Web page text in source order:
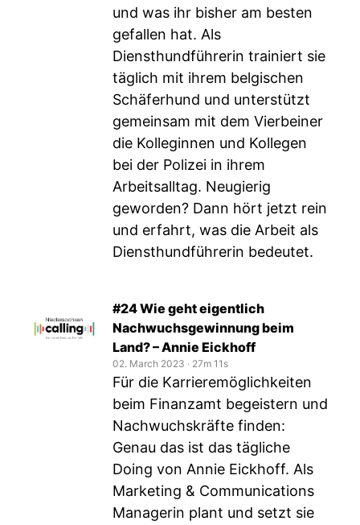
und was ihr bisher am besten
gefallen hat. Als
Diensthundführerin trainiert sie
täglich mit ihrem belgischen
Schäferhund und unterstützt
gemeinsam mit dem Vierbeiner
die Kolleginnen und Kollegen
bei der Polizei in ihrem
Arbeitsalltag. Neugierig
geworden? Dann hört jetzt rein
und erfahrt, was die Arbeit als
Diensthundführerin bedeutet.
#24 Wie geht eigentlich
Nachwuchsgewinnung beim
Land? – Annie Eickhoff
02. March 2023 ‧ 27m 11s
Für die Karrieremöglichkeiten
beim Finanzamt begeistern und
Nachwuchskräfte finden:
Genau das ist das tägliche
Doing von Annie Eickhoff. Als
Marketing & Communications
Managerin plant und setzt sie